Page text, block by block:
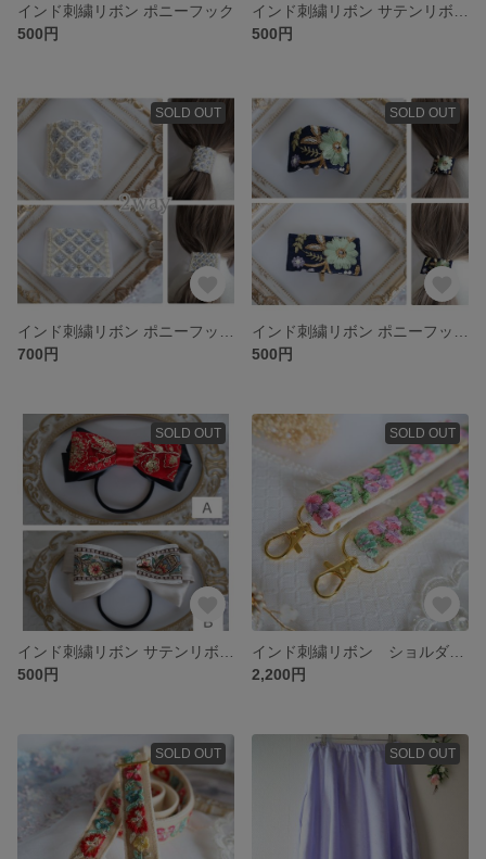
インド刺繍リボン ポニーフック
500円
500円
SOLD OUT
700円
SOLD OUT
500円
SOLD OUT
500円
SOLD OUT
2,200円
SOLD OUT SOLD OUT